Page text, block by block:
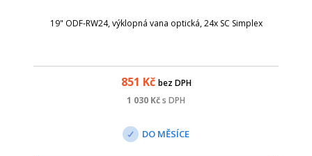
19" ODF-RW24, výklopná vana optická, 24x SC Simplex
851 Kč bez DPH
1 030 Kčs DPH
DO MĚSÍCE